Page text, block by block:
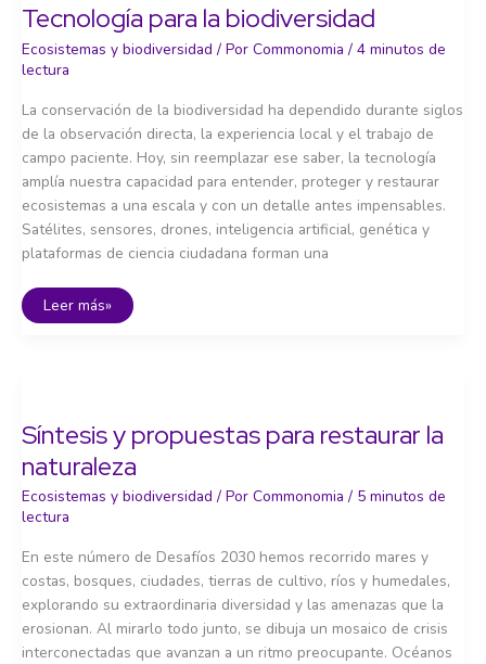
Tecnología para la biodiversidad
Ecosistemas y biodiversidad / Por Commonomia / 4 minutos de
lectura
La conservación de la biodiversidad ha dependido durante siglos
de la observación directa, la experiencia local y el trabajo de
campo paciente. Hoy, sin reemplazar ese saber, la tecnología
amplía nuestra capacidad para entender, proteger y restaurar
ecosistemas a una escala y con un detalle antes impensables.
Satélites, sensores, drones, inteligencia artificial, genética y
plataformas de ciencia ciudadana forman una
Tecnología
para
Leer más»
Síntesis y propuestas para restaurar la
naturaleza
Ecosistemas y biodiversidad / Por Commonomia / 5 minutos de
lectura
En este número de Desafíos 2030 hemos recorrido mares y
costas, bosques, ciudades, tierras de cultivo, ríos y humedales,
explorando su extraordinaria diversidad y las amenazas que la
erosionan. Al mirarlo todo junto, se dibuja un mosaico de crisis
interconectadas que avanzan a un ritmo preocupante. Océanos